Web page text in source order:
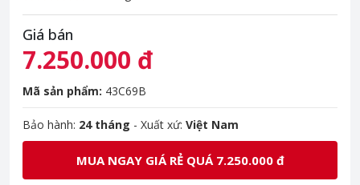
Giá bán
7.250.000 đ
Mã sản phẩm: 43C69B
Bảo hành: 24 tháng - Xuất xứ: Việt Nam
MUA NGAY GIÁ RẺ QUÁ 7.250.000 đ